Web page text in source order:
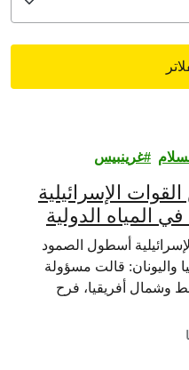
غرينبيس‎
الإسرائيلية
المياه الدولية
الإنسانيأسطول الصمود
واليونان: قالت مسؤولة
وشمال أفريقيا، فرح